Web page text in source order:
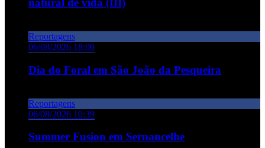
natural de vida (III)
Reportagens
06/08/2026 18:00
Dia do Foral em São João da Pesqueira
Reportagens
06/08/2026 10:39
Summer Fusion em Sernancelhe